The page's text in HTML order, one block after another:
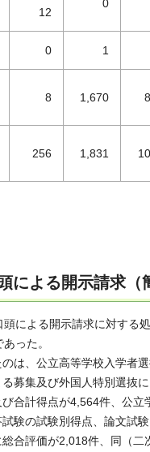
12
0
0 1
8 1,670
256 1,831
による開示請求（
による開示請求に対する
った。
は、公立高等学校入学者
募集及び外国人特別選抜
合計得点が4,564件、公立
試験の試験別得点、論文試
合評価が2,018件、同（二